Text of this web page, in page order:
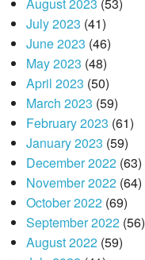
August 2023 (53)
July 2023 (41)
June 2023 (46)
May 2023 (48)
April 2023 (50)
March 2023 (59)
February 2023 (61)
January 2023 (59)
December 2022(63)
November 2022(64)
October 2022(69)
September 2022(56)
August 2022(59)